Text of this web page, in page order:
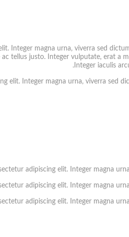
Integer magna urna, viverra sed
tellus justo. Integer vulputate, erat
Integer iaculis
elit. Integer magna urna, viverra sed
adipiscing elit. Integer magna
adipiscing elit. Integer magna
adipiscing elit. Integer magna